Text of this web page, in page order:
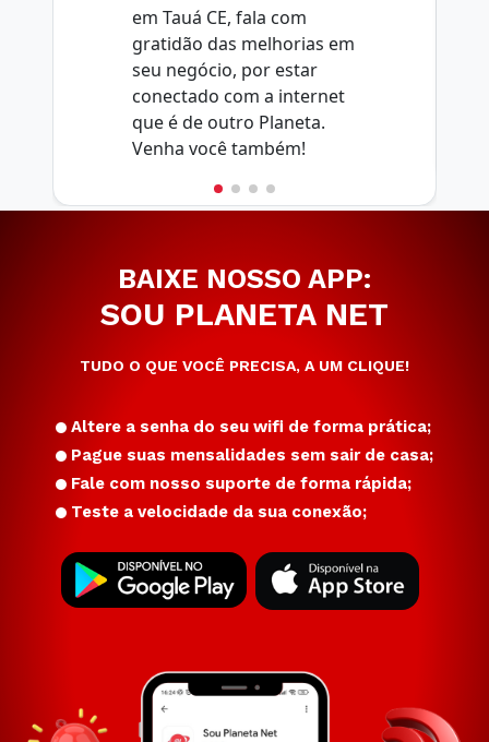
em Tauá CE, fala com
gratidão das melhorias em
seu negócio, por estar
conectado com a internet
que é de outro Planeta.
Venha você também!
BAIXE NOSSO APP:
SOU PLANETA NET
TUDO O QUE VOCÊ PRECISA, A UM CLIQUE!
Altere a senha do seu wifi de forma prática;
Pague suas mensalidades sem sair de casa;
Fale com nosso suporte de forma rápida;
Teste a velocidade da sua conexão;